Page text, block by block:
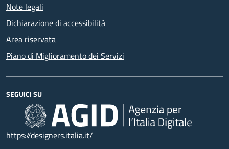
Note legali
Dichiarazione di accessibilità
Area riservata
Piano di Miglioramento dei Servizi
SEGUICI SU
https://designers.italia.it/